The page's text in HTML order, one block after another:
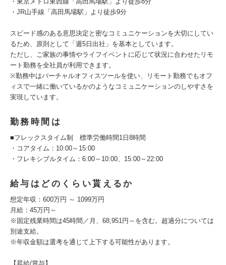
・JR山手線「高田馬場駅」より徒歩9分
スピード感のある意思決定と密なコミュニケーションを大切にしてい
るため、原則として「週5日出社」を基本としています。
ただし、ご家族の事情やライフイベントに応じて状況に合わせたリモ
ート勤務を全社員が利用できます。
※勤務中はバーチャルオフィスツールを使い、リモート勤務でもオフ
ィスで一緒に働いているかのようなコミュニケーションのしやすさを
実現しています。
勤務時間は
■フレックスタイム制 標準労働時間1日8時間
・コアタイム：10:00～15:00
・フレキシブルタイム：6:00～10:00、15:00～22:00
給与はどのくらい貰えるか
想定年収：600万円 ～ 1099万円
月給：45万円～
※固定残業時間は45時間／月、68,951円～を含む。超過分については
別途支給。
※年収金額は選考を通じて上下する可能性があります。
【昇給/賞与】